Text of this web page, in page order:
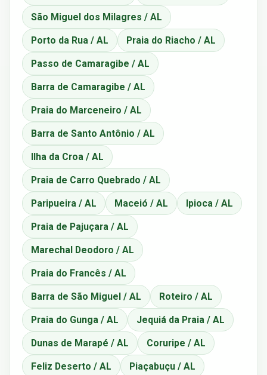
São Miguel dos Milagres / AL
Porto da Rua / AL Praia do Riacho / AL
Passo de Camaragibe / AL
Barra de Camaragibe / AL
Praia do Marceneiro / AL
Barra de Santo Antônio / AL
Ilha da Croa / AL
Praia de Carro Quebrado / AL
Paripueira / AL Maceió / AL Ipioca / AL
Praia de Pajuçara / AL
Marechal Deodoro / AL
Praia do Francês / AL
Barra de São Miguel / AL Roteiro / AL
Praia do Gunga / AL Jequiá da Praia / AL
Dunas de Marapé / AL Coruripe / AL
Feliz Deserto / AL Piaçabuçu / AL